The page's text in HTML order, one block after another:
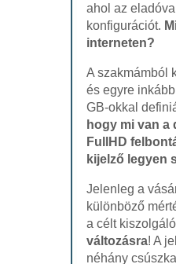
ahol az
konfigurációt.
interneten?
A szakmámból
és egyre
GB-okkal
hogy mi van a
FullHD
kijelző legyen
Jelenleg a
különböző
a célt
változásra! A
néhány